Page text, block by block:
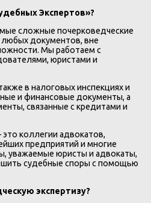
Экспертов»?
сложные почерковедческие
любых документов, вне
Мы работаем с
юристами и
в налоговых инспекциях и
и финансовые документы, а
связанные с кредитами и
коллегии адвокатов,
предприятий и многие
уважаемые юристы и адвокаты,
судебные споры с помощью
экспертизу?